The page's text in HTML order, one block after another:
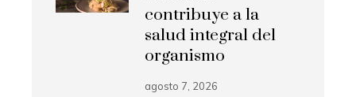
contribuye a la
salud integral del
organismo
agosto 7, 2026